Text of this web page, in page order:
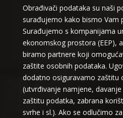
Obrađivači podataka su naši
surađujemo kako bismo Vam
Surađujemo s kompanijama
ekonomskog prostora (EEP),
biramo partnere koji
zaštite osobnih podataka.
dodatno osiguravamo zaštitu
(utvrđivanje namjene,
zaštitu podatka, zabrana
svrhe i sl.). Ako se odlučimo